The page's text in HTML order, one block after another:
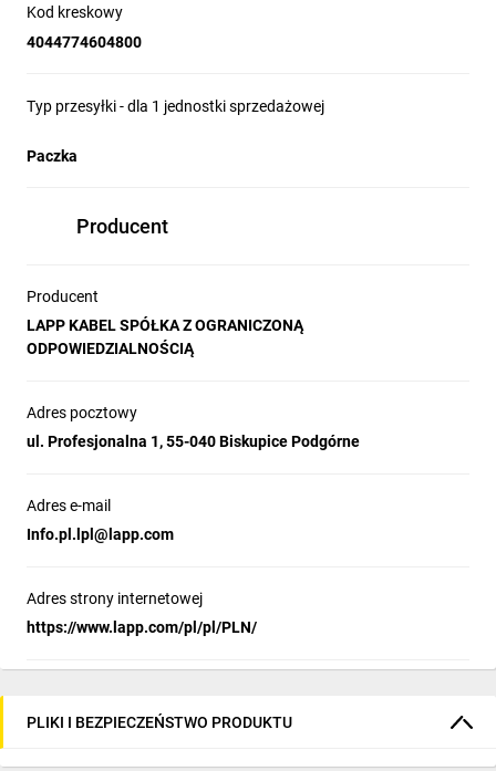
Kod kreskowy
4044774604800
Typ przesyłki - dla 1 jednostki sprzedażowej
Paczka
Producent
Producent
LAPP KABEL SPÓŁKA Z OGRANICZONĄ
ODPOWIEDZIALNOŚCIĄ
Adres pocztowy
ul. Profesjonalna 1, 55-040 Biskupice Podgórne
Adres e-mail
Info.pl.lpl@lapp.com
Adres strony internetowej
https://www.lapp.com/pl/pl/PLN/
PLIKI I BEZPIECZEŃSTWO PRODUKTU